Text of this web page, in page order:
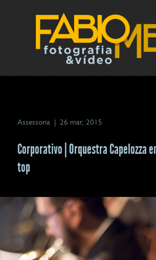
Assessoria| 26 mar, 2015
Corporativo | Orquestra Capelozza
top